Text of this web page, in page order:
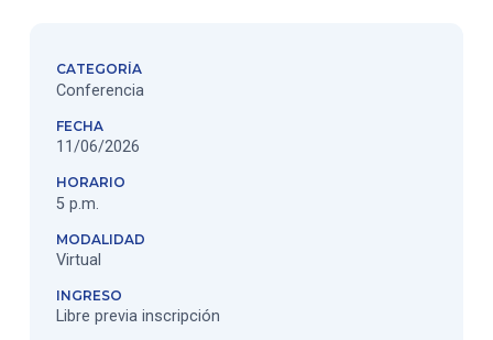
CATEGORÍA
Conferencia
FECHA
11/06/2026
HORARIO
5 p.m.
MODALIDAD
Virtual
INGRESO
Libre previa inscripción